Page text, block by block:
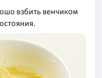
взбить венчиком